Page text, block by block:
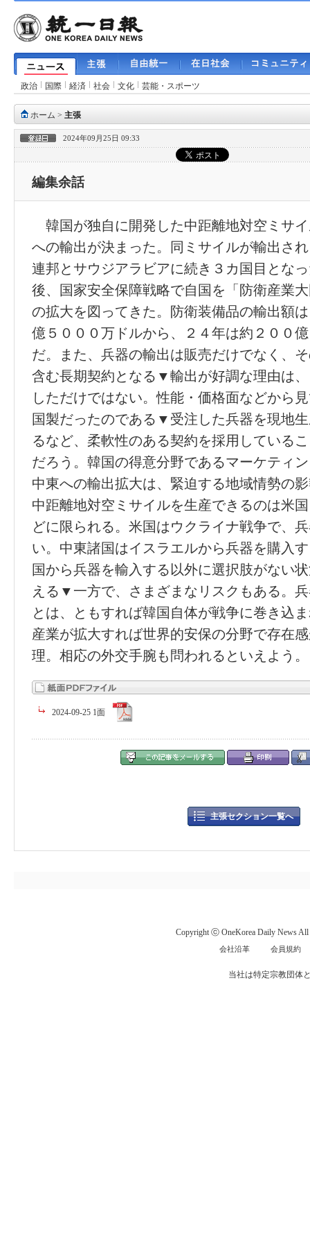
政治 国際 経済 社会 文化 芸能・スポーツ
ホーム > 主張
2024年09月25日 09:33
編集余話
韓国が独自に開発した中距離地対空ミサ
への輸出が決まった。同ミサイルが輸出さ
連邦とサウジアラビアに続き３カ国目とな
後、国家安全保障戦略で自国を「防衛産業
の拡大を図ってきた。防衛装備品の輸出額
億５０００万ドルから、２４年は約２００
だ。また、兵器の輸出は販売だけでなく、
含む長期契約となる▼輸出が好調な理由は
しただけではない。性能・価格面などから
国製だったのである▼受注した兵器を現地
るなど、柔軟性のある契約を採用している
だろう。韓国の得意分野であるマーケティ
中東への輸出拡大は、緊迫する地域情勢の
中距離地対空ミサイルを生産できるのは米
どに限られる。米国はウクライナ戦争で、
い。中東諸国はイスラエルから兵器を購入
国から兵器を輸入する以外に選択肢がない
える▼一方で、さまざまなリスクもある。
とは、ともすれば韓国自体が戦争に巻き込
産業が拡大すれば世界的安保の分野で存在
理。相応の外交手腕も問われるといえよう。
2024-09-25 1面
主張セクション一覧へ
Copyright ⓒ OneKorea Daily News All
会社沿革 会員規約
当社は特定宗教団体